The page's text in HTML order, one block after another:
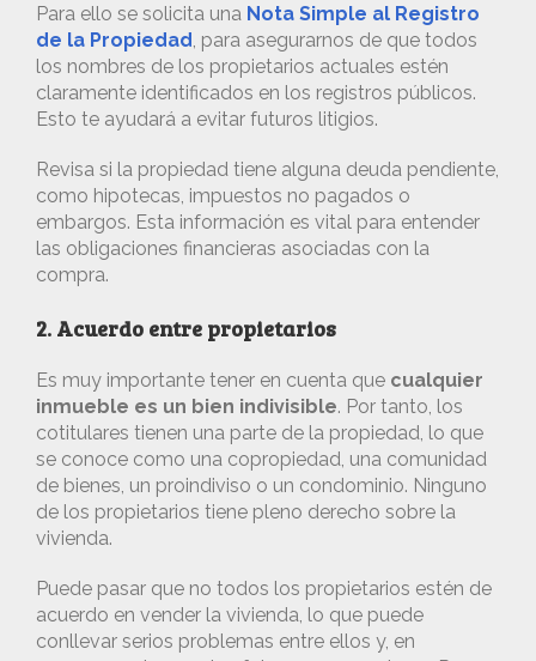
Para ello se solicita una Nota Simple al Registro
de la Propiedad , para asegurarnos de que todos
los nombres de los propietarios actuales estén
claramente identificados en los registros públicos.
Esto te ayudará a evitar futuros litigios.
Revisa si la propiedad tiene alguna deuda pendiente,
como hipotecas, impuestos no pagados o
embargos. Esta información es vital para entender
las obligaciones financieras asociadas con la
compra.
2. Acuerdo entre propietarios
Es muy importante tener en cuenta que cualquier
inmueble es un bien indivisible. Por tanto, los
cotitulares tienen una parte de la propiedad, lo que
se conoce como una copropiedad, una comunidad
de bienes, un proindiviso o un condominio. Ninguno
de los propietarios tiene pleno derecho sobre la
vivienda.
Puede pasar que no todos los propietarios estén de
acuerdo en vender la vivienda, lo que puede
conllevar serios problemas entre ellos y, en